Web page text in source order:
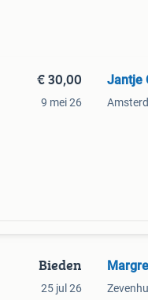
€ 30,00
9 mei 26
Jantje
Bieden
25 jul 26